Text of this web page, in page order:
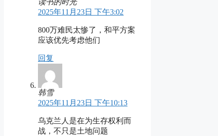
读书的时光
2025年11月23日 下午3:02
800万难民太惨了，和平方案
应该优先考虑他们
回复
韩雪
2025年11月23日 下午10:13
乌克兰人是在为生存权利而
战，不只是土地问题